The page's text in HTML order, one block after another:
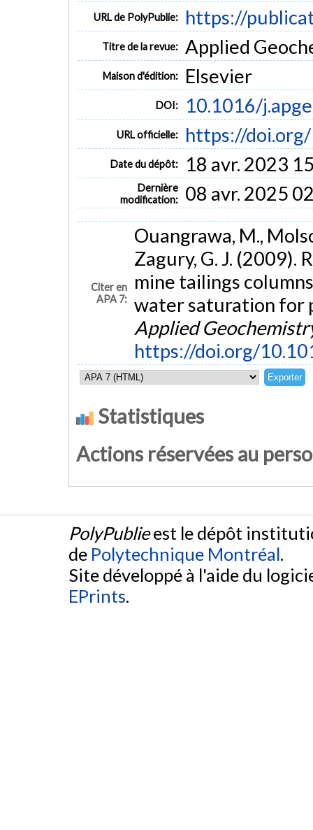
URL de PolyPublie: https://
Titre de la revue: Applied
Maison d'édition: Elsevier
DOI: 10.1016/
URL officielle: https://
Date du dépôt: 18 avr. 2023
Dernière
modification:
08 avr. 2025
Citer en
APA 7:
Ouangrawa, M.,
Zagury, G. J.
mine tailings
water saturation for
Applied
https://doi.org/
Statistiques
Actions réservées au
PolyPublieest le dépôt
de Polytechnique Montréal.
Site développé à l'aide du
EPrints.